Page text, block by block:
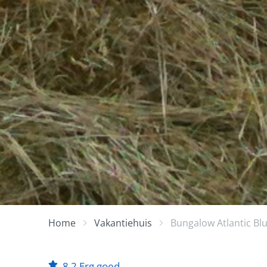
Home Vakantiehuis Bungalow Atlantic